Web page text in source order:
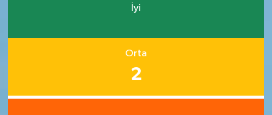
İyi
Orta
2